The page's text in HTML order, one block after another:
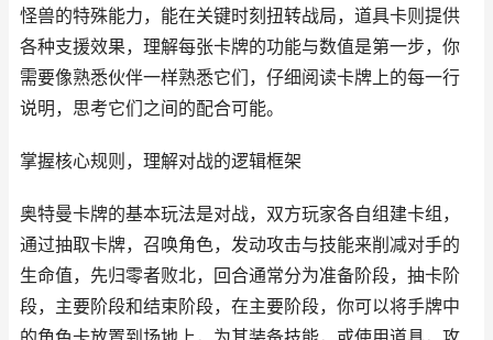
怪兽的特殊能力，能在关键时刻扭转战局，道具卡则提供
各种支援效果，理解每张卡牌的功能与数值是第一步，你
需要像熟悉伙伴一样熟悉它们，仔细阅读卡牌上的每一行
说明，思考它们之间的配合可能。
掌握核心规则，理解对战的逻辑框架
奥特曼卡牌的基本玩法是对战，双方玩家各自组建卡组，
通过抽取卡牌，召唤角色，发动攻击与技能来削减对手的
生命值，先归零者败北，回合通常分为准备阶段，抽卡阶
段，主要阶段和结束阶段，在主要阶段，你可以将手牌中